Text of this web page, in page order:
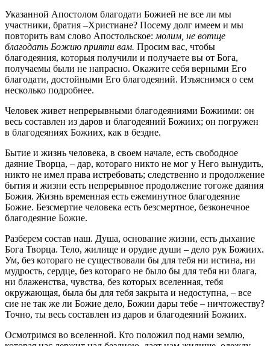
Указанной Апостолом благодати Божией не все ли мы
участники, братия –Христиане? Посему долг имеем и мы
повторить вам слово Апостольское: молим, не вотще
благодать Божию npиятu вам. Просим вас, чтобы
благодеяния, которыя получили и получаете вы от Бога,
получаемы были не напрасно. Окажите себя верными Его
благодати, достойными Его благодеяний. Изъяснимся о сем
несколько подробнее.
Человек живет непрерывными благодеяниями Божиими: он
весь составлен из даров и благодеяний Божиих; он погружен
в благодеяниях Божиих, как в бездне.
Бытие и жизнь человека, в своем начале, есть свободное
даяние Творца, – дар, котораго никто не мог у Него вынудить,
никто не имел права истребовать; следственно и продолжение
бытия и жизни есть непрерывное продолжение тогоже даяния
Божия. Жизнь временная есть ежеминутное благодеяние
Божие. Безсмертие человека есть безсмертное, безконечное
благодеяние Божие.
Разберем состав наш. Душа, основание жизни, есть дыхание
Бога Творца. Тело, жилище и орудие души – дело рук Божиих.
Ум, без котораго не существовали бы для тебя ни истина, ни
мудрость, сердце, без котораго не было бы для тебя ни блага,
ни блаженства, чувства, без которых вселенная, тебя
окружающая, была бы для тебя закрыта и недоступна, – все
сие не так же ли Божие дело, Божии дары тебе – ничтожеству?
Точно, ты весь составлен из даров и благодеяний Божиих.
Осмотримся во вселенной. Кто положил под нами землю,